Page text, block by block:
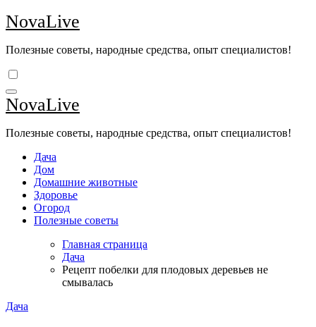
Перейти
к
NovaLive
Полезные советы, народные средства, опыт специалистов!
NovaLive
Полезные советы, народные средства, опыт специалистов!
Дача
Дом
Домашние животные
Здоровье
Огород
Полезные советы
Главная страница
Дача
Рецепт побелки для плодовых деревьев не
смывалась
Дача